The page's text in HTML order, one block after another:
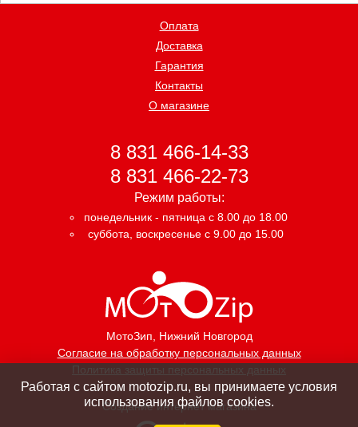
МотоЗип, Нижний Новгород
Согласие на обработку персональных данных
Политика защиты персональных данных
Оплата
Доставка
Гарантия
Контакты
О магазине
8 831 466-14-33
8 831 466-22-73
Режим работы:
понедельник - пятница с 8.00 до 18.00
суббота, воскресенье с 9.00 до 15.00
Создание интернет магазина
Работая с сайтом motozip.ru, вы принимаете условия
использования файлов cookies.